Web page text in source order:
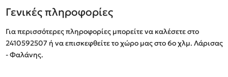
Γενικές πληροφορίες
Για περισσότερες πληροφορίες μπορείτε να καλέσετε στο
2410592507 ή να επισκεφθείτε το χώρο μας στο 6ο χλμ. Λάρισας
- Φαλάνης.